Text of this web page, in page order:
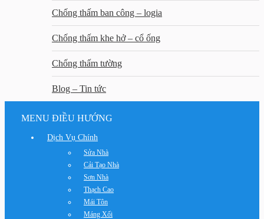
Chống thấm ban công – logia
Chống thấm khe hở – cổ ống
Chống thấm tường
Blog – Tin tức
MENU ĐIỀU HƯỚNG
Dịch Vụ Chính
Sửa Nhà
Cải Tạo Nhà
Sơn Nhà
Thạch Cao
Mái Tôn
Máng Xối